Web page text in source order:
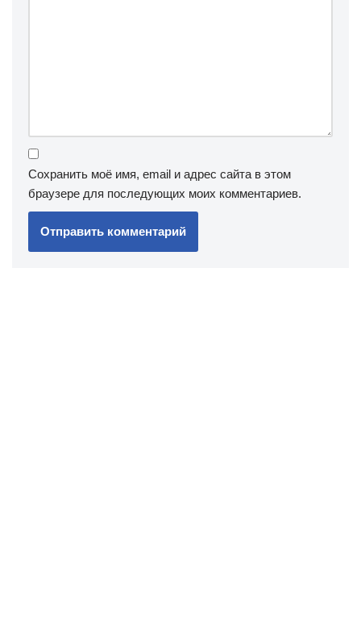
Сохранить моё имя, email и адрес сайта в этом
браузере для последующих моих комментариев.